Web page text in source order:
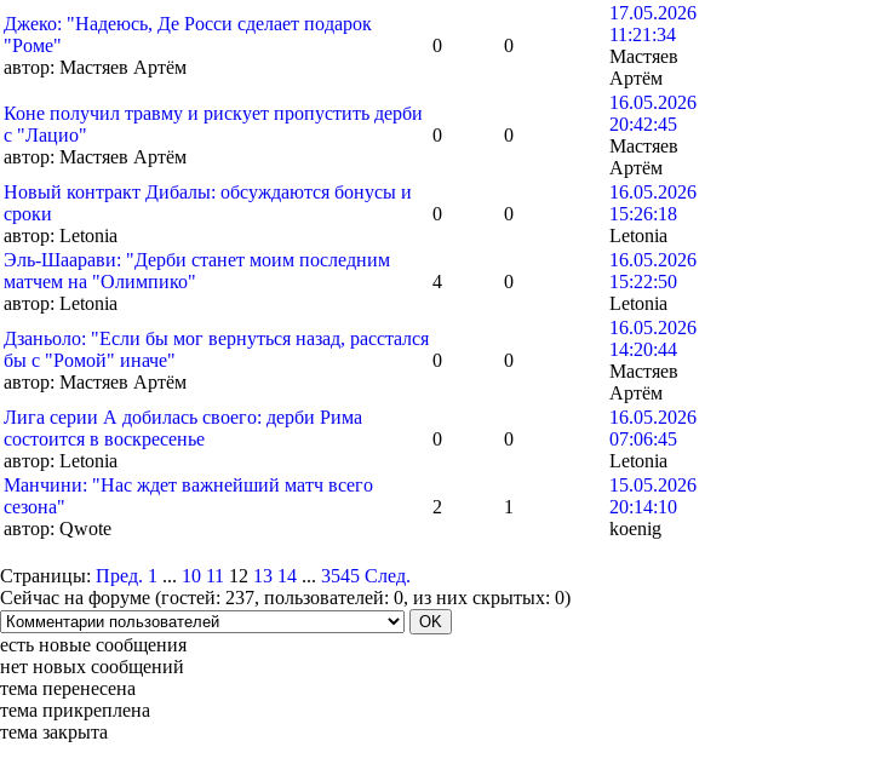
Джеко: "Надеюсь, Де Росси сделает подарок
"Роме"
автор: Мастяев Артём
0 0
17.05.2026
11:21:34
Мастяев
Артём
Коне получил травму и рискует пропустить дерби
с "Лацио"
автор: Мастяев Артём
0 0
16.05.2026
20:42:45
Мастяев
Артём
Новый контракт Дибалы: обсуждаются бонусы и
сроки
автор: Letonia
0 0
16.05.2026
15:26:18
Letonia
Эль-Шаарави: "Дерби станет моим последним
матчем на "Олимпико"
автор: Letonia
4 0
16.05.2026
15:22:50
Letonia
Дзаньоло: "Если бы мог вернуться назад, расстался
бы с "Ромой" иначе"
автор: Мастяев Артём
0 0
16.05.2026
14:20:44
Мастяев
Артём
Лига серии А добилась своего: дерби Рима
состоится в воскресенье
автор: Letonia
0 0
16.05.2026
07:06:45
Letonia
Манчини: "Нас ждет важнейший матч всего
сезона"
автор: Qwote
2 1
15.05.2026
20:14:10
koenig
Страницы: Пред. 1 ... 10 11 12 13 14 ... 3545 След.
Сейчас на форуме (гостей: 237, пользователей: 0, из них скрытых: 0)
есть новые сообщения
нет новых сообщений
тема перенесена
тема прикреплена
тема закрыта